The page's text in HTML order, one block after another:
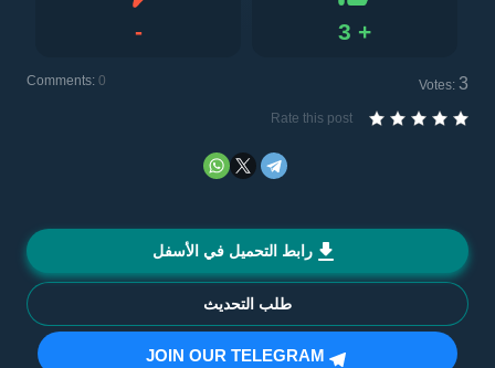
+
3
Like
-
Votes: 3
Comments: 0
Rate this post
رابط التحميل في الأسفل
طلب التحديث